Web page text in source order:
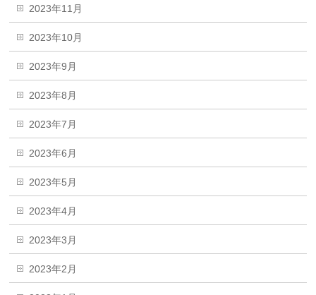
2023年11月
2023年10月
2023年9月
2023年8月
2023年7月
2023年6月
2023年5月
2023年4月
2023年3月
2023年2月